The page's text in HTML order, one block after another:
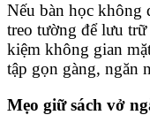
Nếu bàn học không
treo tường để lưu
kiệm không gian
tập gọn gàng, ngăn
Mẹo giữ sách vở